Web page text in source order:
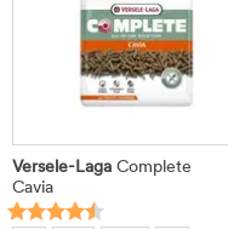
Versele-Laga Complete
Cavia